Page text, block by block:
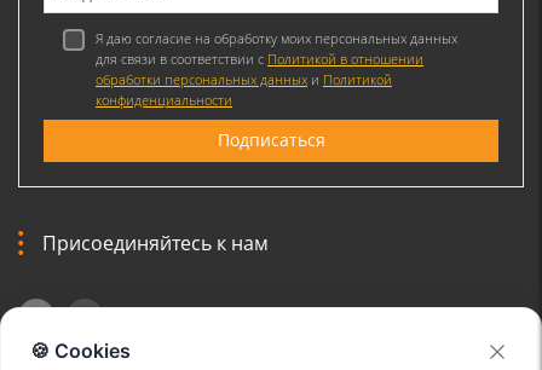
Я даю согласие на обработку моих персональных данных
для связи в соответствии с Политикой в отношении
обработки персональных данных и Политикой
конфиденциальности
Присоединяйтесь к нам
🍪 Cookies